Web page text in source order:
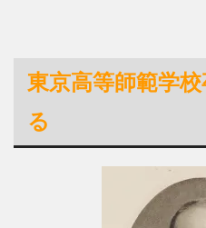
東京高等師範学
る